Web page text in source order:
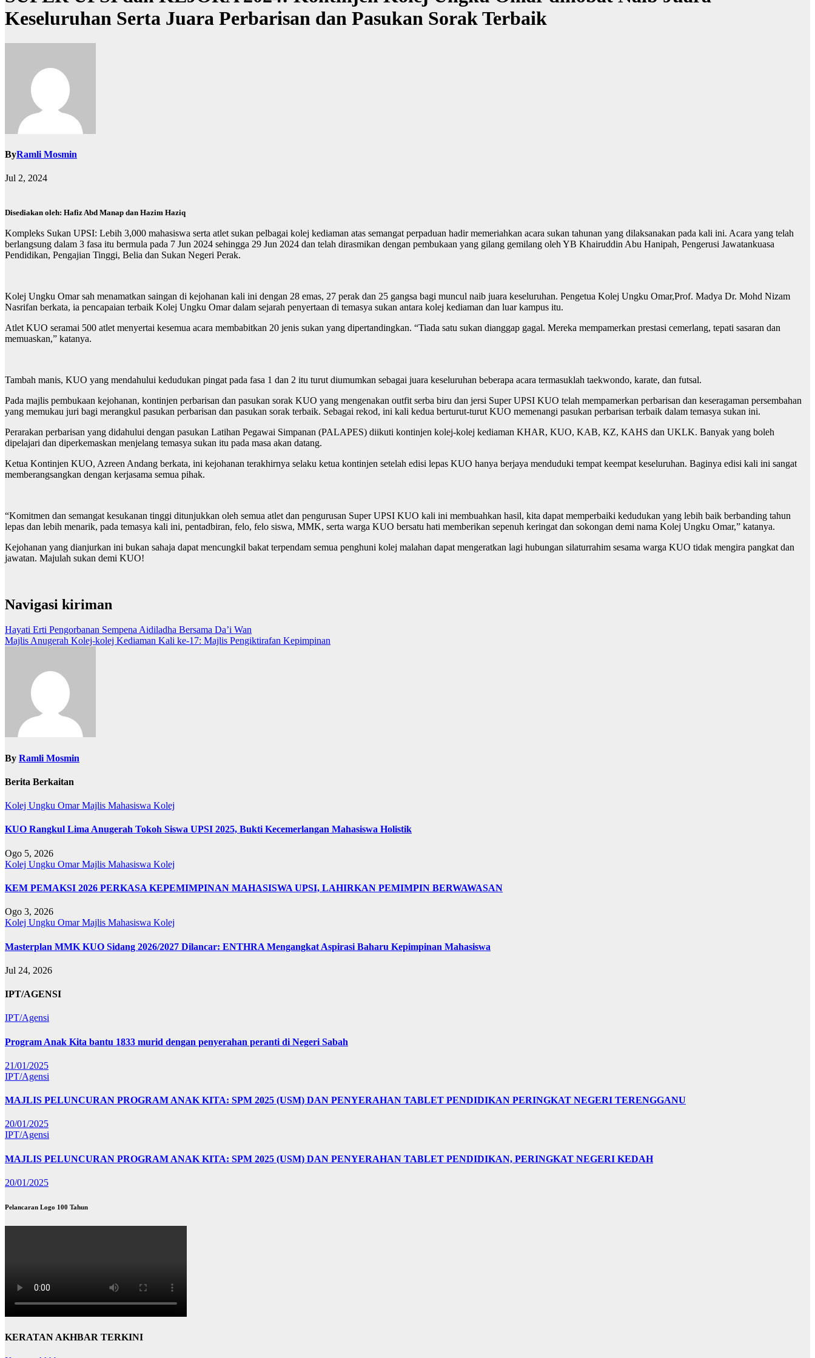
Keseluruhan Serta Juara Perbarisan dan Pasukan Sorak Terbaik
ByRamli Mosmin
Jul 2, 2024
Disediakan oleh: Hafiz Abd Manap dan Hazim Haziq
Kompleks Sukan UPSI: Lebih 3,000 mahasiswa serta atlet sukan pelbagai kolej kediaman atas semangat perpaduan hadir memeriahkan acara sukan tahunan yang dilaksanakan pada kali ini. Acara yang telah
berlangsung dalam 3 fasa itu bermula pada 7 Jun 2024 sehingga 29 Jun 2024 dan telah dirasmikan dengan pembukaan yang gilang gemilang oleh YB Khairuddin Abu Hanipah, Pengerusi Jawatankuasa
Pendidikan, Pengajian Tinggi, Belia dan Sukan Negeri Perak.
Kolej Ungku Omar sah menamatkan saingan di kejohanan kali ini dengan 28 emas, 27 perak dan 25 gangsa bagi muncul naib juara keseluruhan. Pengetua Kolej Ungku Omar,Prof. Madya Dr. Mohd Nizam
Nasrifan berkata, ia pencapaian terbaik Kolej Ungku Omar dalam sejarah penyertaan di temasya sukan antara kolej kediaman dan luar kampus itu.
Atlet KUO seramai 500 atlet menyertai kesemua acara membabitkan 20 jenis sukan yang dipertandingkan. “Tiada satu sukan dianggap gagal. Mereka mempamerkan prestasi cemerlang, tepati sasaran dan
memuaskan,” katanya.
Tambah manis, KUO yang mendahului kedudukan pingat pada fasa 1 dan 2 itu turut diumumkan sebagai juara keseluruhan beberapa acara termasuklah taekwondo, karate, dan futsal.
Pada majlis pembukaan kejohanan, kontinjen perbarisan dan pasukan sorak KUO yang mengenakan outfit serba biru dan jersi Super UPSI KUO telah mempamerkan perbarisan dan keseragaman persembahan
yang memukau juri bagi merangkul pasukan perbarisan dan pasukan sorak terbaik. Sebagai rekod, ini kali kedua berturut-turut KUO memenangi pasukan perbarisan terbaik dalam temasya sukan ini.
Perarakan perbarisan yang didahului dengan pasukan Latihan Pegawai Simpanan (PALAPES) diikuti kontinjen kolej-kolej kediaman KHAR, KUO, KAB, KZ, KAHS dan UKLK. Banyak yang boleh
dipelajari dan diperkemaskan menjelang temasya sukan itu pada masa akan datang.
Ketua Kontinjen KUO, Azreen Andang berkata, ini kejohanan terakhirnya selaku ketua kontinjen setelah edisi lepas KUO hanya berjaya menduduki tempat keempat keseluruhan. Baginya edisi kali ini sangat
memberangsangkan dengan kerjasama semua pihak.
“Komitmen dan semangat kesukanan tinggi ditunjukkan oleh semua atlet dan pengurusan Super UPSI KUO kali ini membuahkan hasil, kita dapat memperbaiki kedudukan yang lebih baik berbanding tahun
lepas dan lebih menarik, pada temasya kali ini, pentadbiran, felo, felo siswa, MMK, serta warga KUO bersatu hati memberikan sepenuh keringat dan sokongan demi nama Kolej Ungku Omar,” katanya.
Kejohanan yang dianjurkan ini bukan sahaja dapat mencungkil bakat terpendam semua penghuni kolej malahan dapat mengeratkan lagi hubungan silaturrahim sesama warga KUO tidak mengira pangkat dan
jawatan. Majulah sukan demi KUO!
Navigasi kiriman
Hayati Erti Pengorbanan Sempena Aidiladha Bersama Da’i Wan
Majlis Anugerah Kolej-kolej Kediaman Kali ke-17: Majlis Pengiktirafan Kepimpinan
By Ramli Mosmin
Berita Berkaitan
Kolej Ungku OmarMajlis Mahasiswa Kolej
KUO Rangkul Lima Anugerah Tokoh Siswa UPSI 2025, Bukti Kecemerlangan Mahasiswa Holistik
Ogo 5, 2026
Kolej Ungku OmarMajlis Mahasiswa Kolej
KEM PEMAKSI 2026 PERKASA KEPEMIMPINAN MAHASISWA UPSI, LAHIRKAN PEMIMPIN BERWAWASAN
Ogo 3, 2026
Kolej Ungku OmarMajlis Mahasiswa Kolej
Masterplan MMK KUO Sidang 2026/2027 Dilancar: ENTHRA Mengangkat Aspirasi Baharu Kepimpinan Mahasiswa
Jul 24, 2026
IPT/AGENSI
IPT/Agensi
Program Anak Kita bantu 1833 murid dengan penyerahan peranti di Negeri Sabah
21/01/2025
IPT/Agensi
MAJLIS PELUNCURAN PROGRAM ANAK KITA: SPM 2025 (USM) DAN PENYERAHAN TABLET PENDIDIKAN PERINGKAT NEGERI TERENGGANU
20/01/2025
IPT/Agensi
MAJLIS PELUNCURAN PROGRAM ANAK KITA: SPM 2025 (USM) DAN PENYERAHAN TABLET PENDIDIKAN, PERINGKAT NEGERI KEDAH
20/01/2025
Pelancaran Logo 100 Tahun
KERATAN AKHBAR TERKINI